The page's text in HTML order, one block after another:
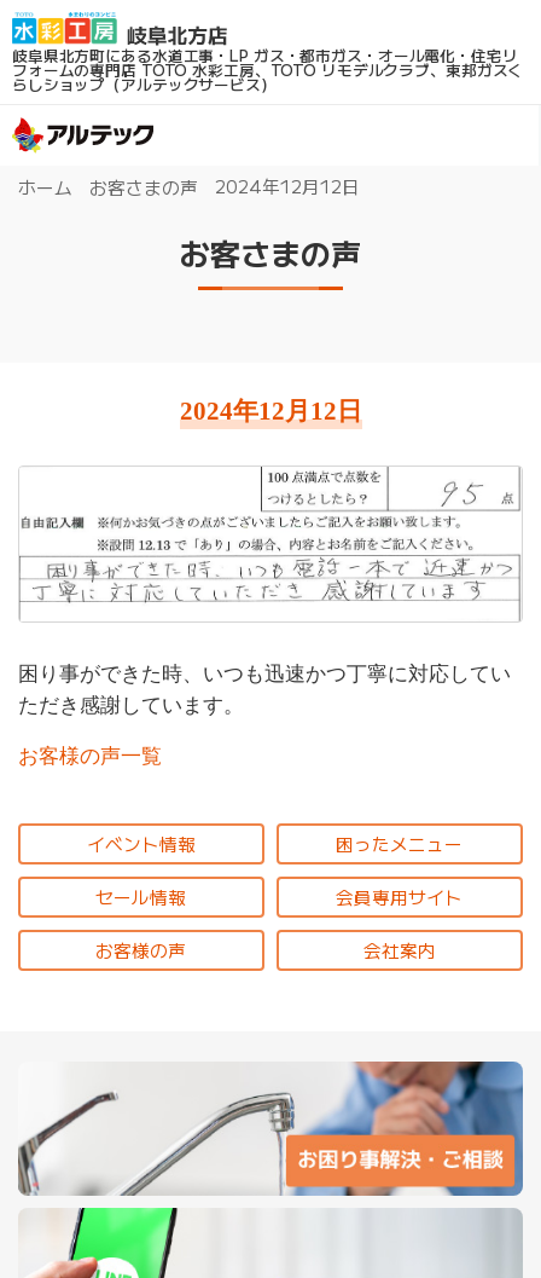
岐阜県北方町にある水道工事・LP ガス・都市ガス・オール電化・住宅リ
フォームの専門店TOTO 水彩工房、TOTO リモデルクラブ、東邦ガスく
らしショップ（アルテックサービス）
ホーム お客さまの声 2024年12月12日
お客さまの声
2024年12月12日
困り事ができた時、いつも迅速かつ丁寧に対応してい
ただき感謝しています。
お客様の声一覧
イベント情報 困ったメニュー
セール情報 会員専用サイト
お客様の声 会社案内